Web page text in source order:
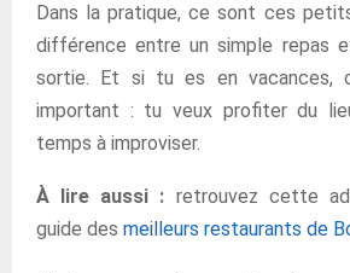
Dans la pratique, ce sont ces
différence entre un simple repas
sortie. Et si tu es en vacances,
important : tu veux profiter du
temps à improviser.
À lire aussi : retrouvez cette
guide des meilleurs restaurants de